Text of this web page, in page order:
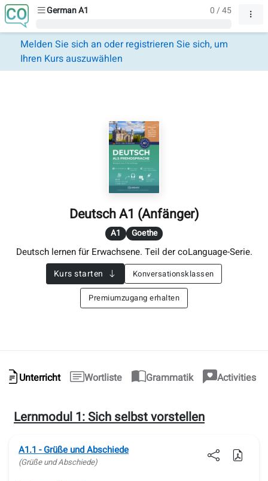
German A1 0 / 45
Melden Sie sich an oder registrieren Sie sich, um
Ihren Kurs auszuwählen
Deutsch A1 (Anfänger)
A1 Goethe
Deutsch lernen für Erwachsene. Teil der coLanguage-Serie.
Kurs starten Konversationsklassen
Premiumzugang erhalten
Unterricht Wortliste Grammatik Activities
Lernmodul 1:Sich selbst vorstellen
A1.1 - Grüße und Abschiede
(Grüße und Abschiede)